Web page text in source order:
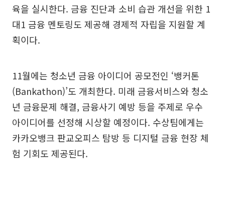
육을 실시한다. 금융 진단과 소비 습관 개선을 위한 1
대1 금융 멘토링도 제공해 경제적 자립을 지원할 계
획이다.
11월에는 청소년 금융 아이디어 공모전인 ‘뱅커톤
(Bankathon)’도 개최한다. 미래 금융서비스와 청소
년 금융문제 해결, 금융사기 예방 등을 주제로 우수
아이디어를 선정해 시상할 예정이다. 수상팀에게는
카카오뱅크 판교오피스 탐방 등 디지털 금융 현장 체
험 기회도 제공된다.